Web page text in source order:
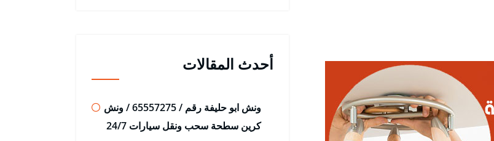
أحدث المقالات
ونش ابو حليفة رقم / 65557275 / ونش
كرين سطحة سحب ونقل سيارات 24/7